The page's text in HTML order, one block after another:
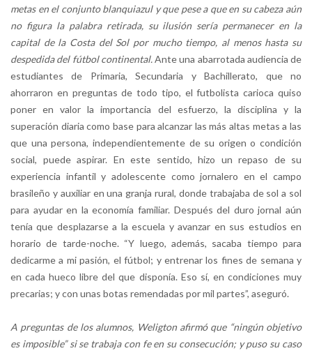
metas en el conjunto blanquiazul y que pese a que en su cabeza aún
no figura la palabra retirada, su ilusión sería permanecer en la
capital de la Costa del Sol por mucho tiempo, al menos hasta su
despedida del fútbol continental.Ante una abarrotada audiencia de
estudiantes de Primaria, Secundaria y Bachillerato, que no
ahorraron en preguntas de todo tipo, el futbolista carioca quiso
poner en valor la importancia del esfuerzo, la disciplina y la
superación diaria como base para alcanzar las más altas metas a las
que una persona, independientemente de su origen o condición
social, puede aspirar. En este sentido, hizo un repaso de su
experiencia infantil y adolescente como jornalero en el campo
brasileño y auxiliar en una granja rural, donde trabajaba de sol a sol
para ayudar en la economía familiar. Después del duro jornal aún
tenía que desplazarse a la escuela y avanzar en sus estudios en
horario de tarde-noche. “Y luego, además, sacaba tiempo para
dedicarme a mi pasión, el fútbol; y entrenar los fines de semana y
en cada hueco libre del que disponía. Eso sí, en condiciones muy
precarias; y con unas botas remendadas por mil partes”, aseguró.
A preguntas de los alumnos, Weligton afirmó que “ningún objetivo
es imposible” si se trabaja con fe en su consecución; y puso su caso